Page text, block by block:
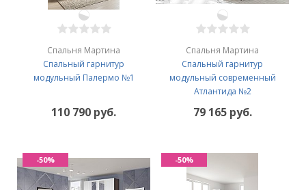
Спальня Мартина
Спальный гарнитур
модульный Палермо №1
110 790 руб.
Спальня Мартина
Спальный гарнитур
модульный современный
Атлантида №2
79 165 руб.
-50% -50%